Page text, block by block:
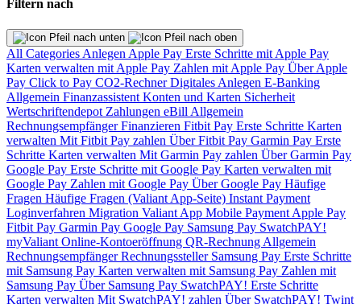
Filtern nach
All Categories Anlegen Apple Pay Erste Schritte mit Apple Pay
Karten verwalten mit Apple Pay Zahlen mit Apple Pay Über Apple
Pay Click to Pay CO2-RechnerDigitales Anlegen E-Banking
Allgemein Finanzassistent Konten und Karten Sicherheit
Wertschriftendepot Zahlungen eBill Allgemein
RechnungsempfängerFinanzieren Fitbit Pay Erste Schritte Karten
verwalten Mit Fitbit Pay zahlen Über Fitbit Pay Garmin Pay Erste
Schritte Karten verwalten Mit Garmin Pay zahlen Über Garmin Pay
Google Pay Erste Schritte mit Google Pay Karten verwalten mit
Google Pay Zahlen mit Google Pay Über Google Pay Häufige
Fragen Häufige Fragen (Valiant App-Seite) Instant Payment
Loginverfahren Migration Valiant App Mobile Payment Apple Pay
Fitbit Pay Garmin Pay Google Pay Samsung Pay SwatchPAY!
myValiant Online-Kontoeröffnung QR-Rechnung Allgemein
RechnungsempfängerRechnungssteller Samsung Pay Erste Schritte
mit Samsung Pay Karten verwalten mit Samsung Pay Zahlen mit
Samsung Pay Über Samsung Pay SwatchPAY! Erste Schritte
Karten verwalten Mit SwatchPAY! zahlen Über SwatchPAY! Twint